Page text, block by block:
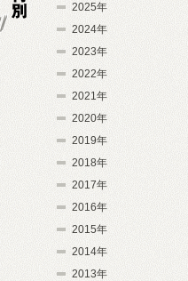
2025年
2024年
2023年
2022年
2021年
2020年
2019年
2018年
2017年
2016年
2015年
2014年
2013年